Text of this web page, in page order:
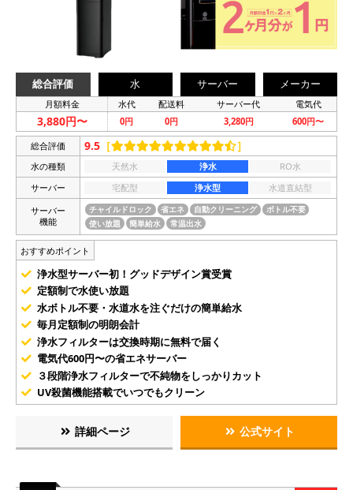
総合評価 水 サーバー メーカー
月額料金 水代 配送料 サーバー代 電気代
3,880円〜 0円 0円 3,280円 600円〜
総合評価 9.5 ［ ］
水の種類 天然水 浄水
RO水
サーバー
宅配型 浄水型
水道直結型
サーバー
機能
チャイルドロック 省エネ 自動クリーニング
ボトル不要
使い放題
簡単給水 常温出水
おすすめポイント
浄水型サーバー初！グッドデザイン賞受賞
定額制で水使い放題
水ボトル不要・水道水を注ぐだけの簡単給水
毎月定額制の明朗会計
浄水フィルターは交換時期に無料で届く
電気代600円〜の省エネサーバー
３段階浄水フィルターで不純物をしっかりカット
UV殺菌機能搭載でいつでもクリーン
詳細ページ 公式サイト